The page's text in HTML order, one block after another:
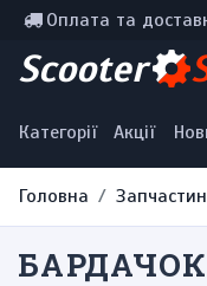
Оплата та
Scooter
Категорії Акції
Інструменти,
Наклейки
Одяг та екіпірування
Головна